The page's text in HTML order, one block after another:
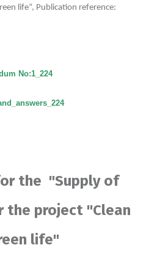
life”, Publication reference:
No:1_224
_224
the "Supply of
the project "Clean
life"